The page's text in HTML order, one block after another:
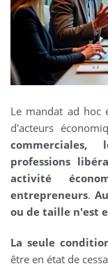
Le mandat ad hoc
d'acteurs
commerciales,
professions
activité
entrepreneurs.
ou de taille n'est
La seule
être en état de